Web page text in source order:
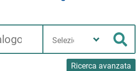
Ricerca avanzata
biblioteca